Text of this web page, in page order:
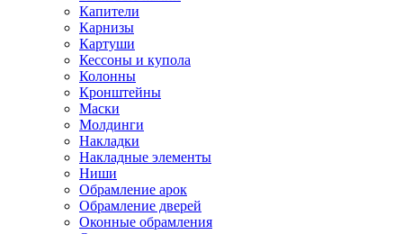
Капители
Карнизы
Картуши
Кессоны и купола
Колонны
Кронштейны
Маски
Молдинги
Накладки
Накладные элементы
Ниши
Обрамление арок
Обрамление дверей
Оконные обрамления